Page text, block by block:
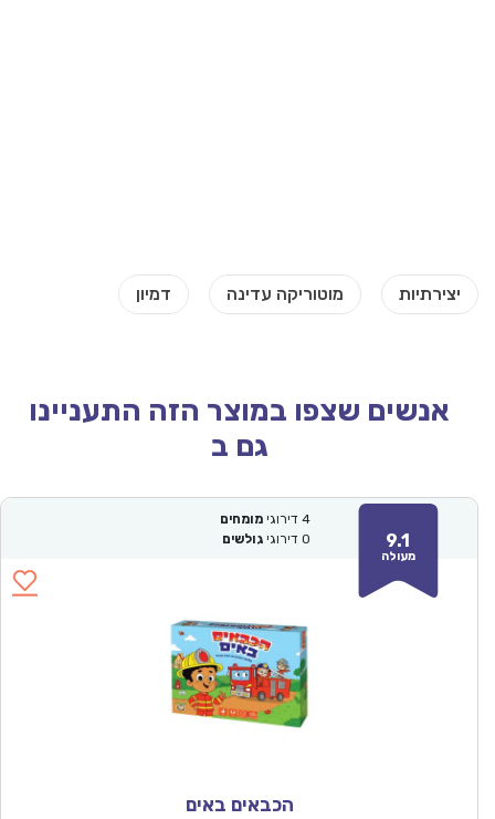
אנשים שצפו במוצר הזה התעניינו
גם ב
9.1
מעולה
4 דירוגי מומחים
0 דירוגי גולשים
הכבאים באים